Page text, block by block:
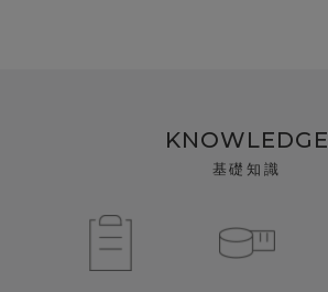
KNOWLEDGE
基礎知識